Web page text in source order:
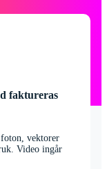
faktureras
vektorer
Video ingår